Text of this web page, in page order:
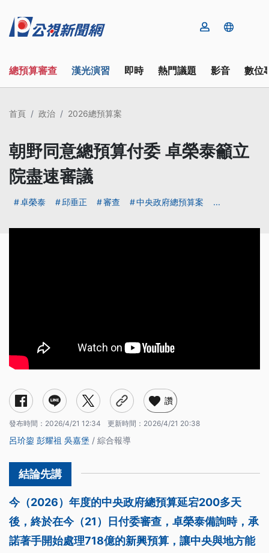
總預算審查 漢光演習 即時 熱門議題 影音 數位
首頁 政治 2026總預算案
朝野同意總預算付委 卓榮泰籲立
院盡速審議
卓榮泰 邱垂正 審查 中央政府總預算案 ...
讚
發布時間： 2026/4/21 12:34 更新時間： 2026/4/21 20:38
呂玠鋆 彭耀祖 吳嘉堡 / 綜合報導
今（2026）年度的中央政府總預算延宕200多天
後，終於在今（21）日付委審查，卓榮泰備詢時，承
諾著手開始處理718億的新興預算，讓中央與地方能